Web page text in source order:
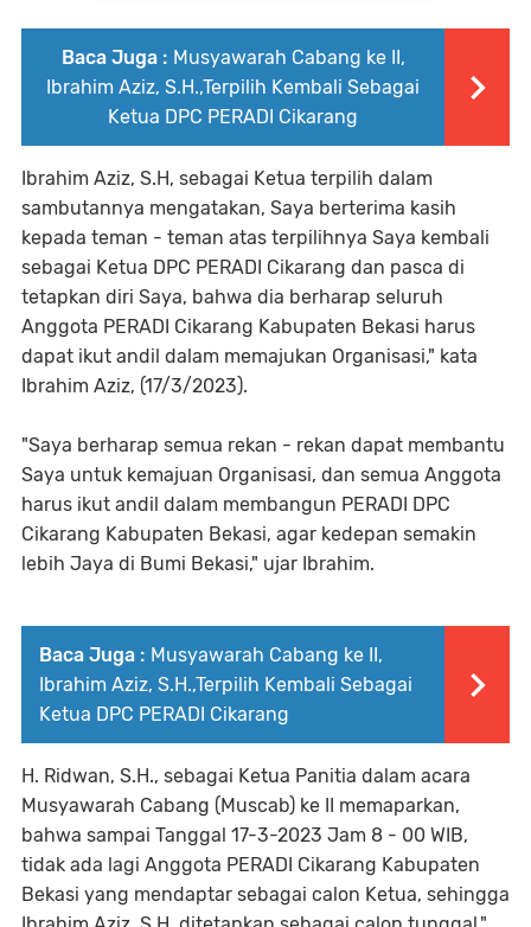
Baca Juga : Musyawarah Cabang ke II,
Ibrahim Aziz, S.H.,Terpilih Kembali Sebagai
Ketua DPC PERADI Cikarang
Ibrahim Aziz, S.H, sebagai Ketua terpilih dalam
sambutannya mengatakan, Saya berterima kasih
kepada teman - teman atas terpilihnya Saya kembali
sebagai Ketua DPC PERADI Cikarang dan pasca di
tetapkan diri Saya, bahwa dia berharap seluruh
Anggota PERADI Cikarang Kabupaten Bekasi harus
dapat ikut andil dalam memajukan Organisasi," kata
Ibrahim Aziz, (17/3/2023).
"Saya berharap semua rekan - rekan dapat membantu
Saya untuk kemajuan Organisasi, dan semua Anggota
harus ikut andil dalam membangun PERADI DPC
Cikarang Kabupaten Bekasi, agar kedepan semakin
lebih Jaya di Bumi Bekasi," ujar Ibrahim.
Baca Juga : Musyawarah Cabang ke II,
Ibrahim Aziz, S.H.,Terpilih Kembali Sebagai
Ketua DPC PERADI Cikarang
H. Ridwan, S.H., sebagai Ketua Panitia dalam acara
Musyawarah Cabang (Muscab) ke II memaparkan,
bahwa sampai Tanggal 17-3-2023 Jam 8 - 00 WIB,
tidak ada lagi Anggota PERADI Cikarang Kabupaten
Bekasi yang mendaptar sebagai calon Ketua, sehingga